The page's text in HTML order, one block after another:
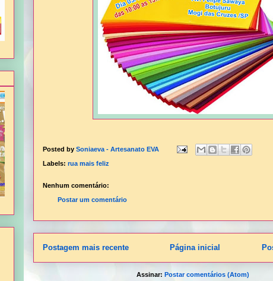
Posted by Soniaeva - Artesanato EVA
Labels: rua mais feliz
Nenhum comentário:
Postar um comentário
Postagem mais recente Página inicial
Assinar: Postar comentários (Atom)